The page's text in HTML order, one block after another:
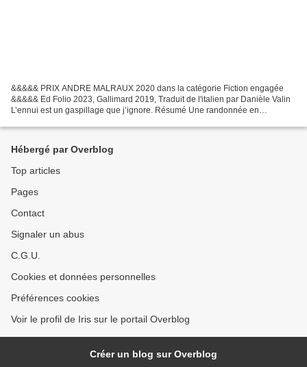
&&&&& PRIX ANDRE MALRAUX 2020 dans la catégorie Fiction engagée
&&&&& Ed Folio 2023, Gallimard 2019, Traduit de l'italien par Danièle Valin
L’ennui est un gaspillage que j’ignore. Résumé Une randonnée en
Hébergé par Overblog
Top articles
Pages
Contact
Signaler un abus
C.G.U.
Cookies et données personnelles
Préférences cookies
Voir le profil de Iris sur le portail Overblog
Créer un blog sur Overblog